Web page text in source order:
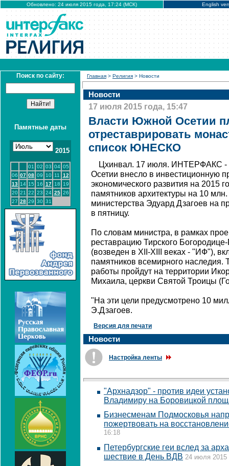
Обновлено: 24 июля 2015 года, 17:24 (МСК) English
Поиск по сайту:
Памятные даты
2015
01 02 03 04 05
06 07 08 09 10 11
12
13 14 15 16 17 18
19
20 21 22 23 24 25 26
27 28 29 30 31
Главная > Религия > Новости
Новости
17 июля 2015 года, 15:47
Власти Южной Осетии
отреставрировать
список ЮНЕСКО
Цхинвал. 17 июля. ИНТЕРФАКС -
Осетии внесло в инвестиционную
экономического развития на 2015
памятников архитектуры на 10
министерства Эдуард Дзагоев на
в пятницу.
По словам министра, в рамках
реставрацию Тирского
(возведен в XII-XIII веках - "ИФ"),
памятников всемирного наследия.
работы пройдут на территории
Михаила, церкви Святой Троицы
"На эти цели предусмотрено 10
Э.Дзагоев.
Версия для печати
Новости
Настройка ленты
"Архнадзор" - против идеи
Владимиру на Боровицкой
Бизнесменам Подмосковья
пожертвовать на
16:18
Петербургские геи вслед за
шествие в День ВДВ 24 июля 2015